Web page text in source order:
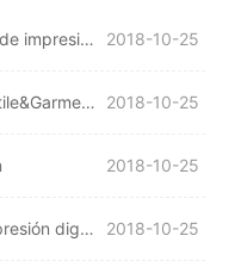
2018-10-25
Indonesia
2018-10-25
Exhibition
2018-10-25
2018-10-25
China 2017